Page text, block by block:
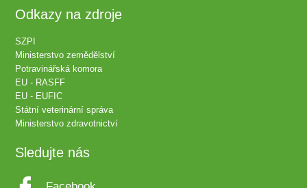
Odkazy na zdroje
SZPI
Ministerstvo zemědělství
Potravinářská komora
EU - RASFF
EU - EUFIC
Státní veterinární správa
Ministerstvo zdravotnictví
Sledujte nás